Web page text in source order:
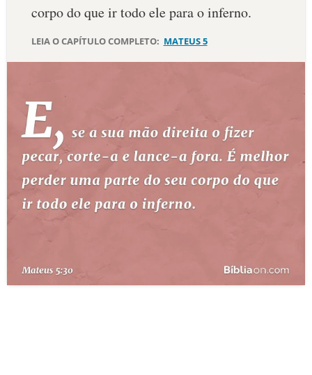
DEVOCIONAL DIÁRIO
10 MANDAMENTOS
ESTUDOS BÍBLICOS
ESBOÇOS DE PREGAÇÃO
TEMAS
TERMO BÍBLICO
corpo do que ir todo ele para o inferno.
LEIA O CAPÍTULO COMPLETO: MATEUS 5